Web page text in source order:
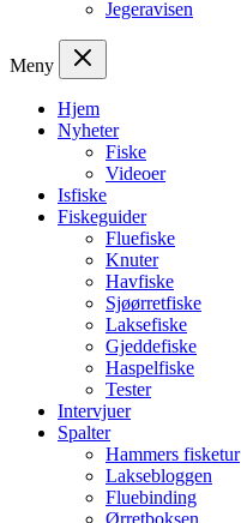
Jegeravisen
Meny
Hjem
Nyheter
Fiske
Videoer
Isfiske
Fiskeguider
Fluefiske
Knuter
Havfiske
Sjøørretfiske
Laksefiske
Gjeddefiske
Haspelfiske
Tester
Intervjuer
Spalter
Hammers fisketur
Laksebloggen
Fluebinding
Ørretboksen